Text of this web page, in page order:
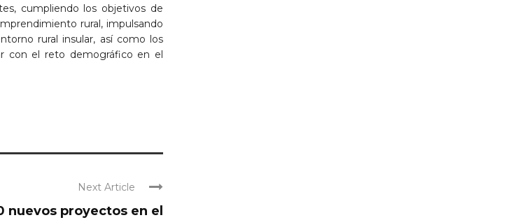
cumpliendo los objetivos de
rural, impulsando
rural insular, así como los
con el reto demográfico en el
Next Article
nuevos proyectos en el